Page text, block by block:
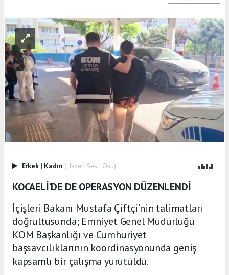
Erkek | Kadın (Haberi Sesli Oku)
KOCAELİ’DE DE OPERASYON DÜZENLENDİ
İçişleri Bakanı Mustafa Çiftçi’nin talimatları
doğrultusunda; Emniyet Genel Müdürlüğü
KOM Başkanlığı ve Cumhuriyet
başsavcılıklarının koordinasyonunda geniş
kapsamlı bir çalışma yürütüldü.